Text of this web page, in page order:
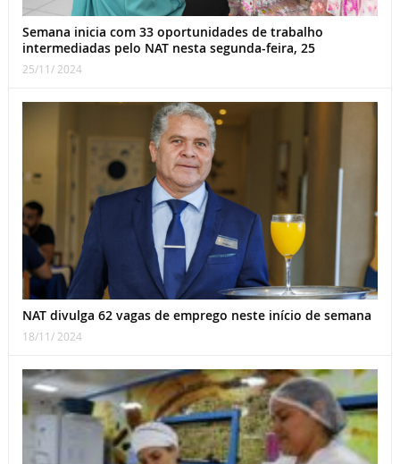
Semana inicia com 33 oportunidades de trabalho
intermediadas pelo NAT nesta segunda-feira, 25
25/11/ 2024
NAT divulga 62 vagas de emprego neste início de semana
18/11/ 2024